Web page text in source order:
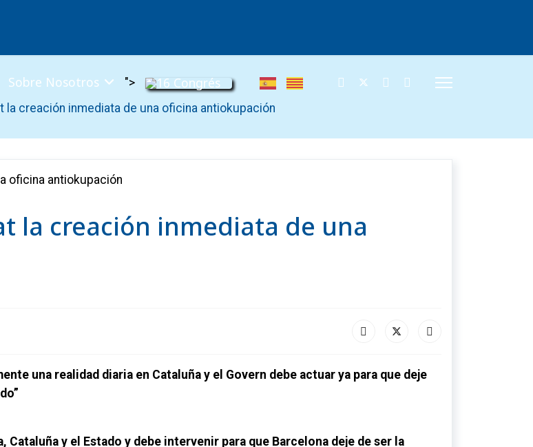
Sobre Nosotros ">
la creación inmediata de una oficina antiokupación
la creación inmediata de una
una realidad diaria en Cataluña y el Govern debe actuar ya para que deje
y el Estado y debe intervenir para que Barcelona deje de ser la